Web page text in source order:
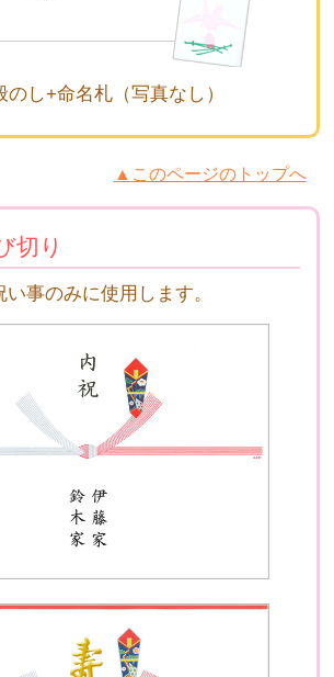
し+命名札（写真なし）
▲ このページのトップへ
切り
事のみに使用します。